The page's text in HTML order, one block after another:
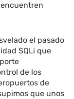
el pasado
SQLi que
de los
de
que unos